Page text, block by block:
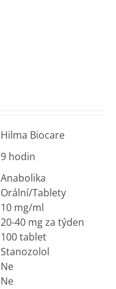
Hilma Biocare
9 hodin
Anabolika
Orální/Tablety
10 mg/ml
20-40 mg za týden
100 tablet
Stanozolol
Ne
Ne